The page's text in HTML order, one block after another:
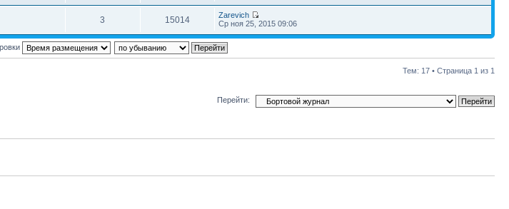
3 15014
Zarevich
Ср ноя 25, 2015 09:06
Тем: 17 • Страница 1 из 1
Перейти: